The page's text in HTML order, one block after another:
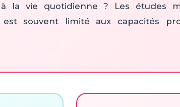
la vie quotidienne ? Les études
souvent limité aux capacités